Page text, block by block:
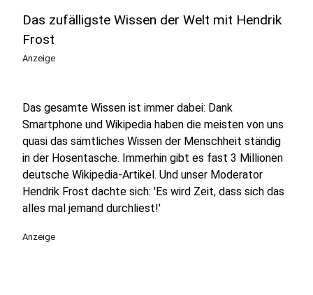
Das zufälligste Wissen der Welt mit Hendrik
Frost
Anzeige
Das gesamte Wissen ist immer dabei: Dank
Smartphone und Wikipedia haben die meisten von uns
quasi das sämtliches Wissen der Menschheit ständig
in der Hosentasche. Immerhin gibt es fast 3 Millionen
deutsche Wikipedia-Artikel. Und unser Moderator
Hendrik Frost dachte sich: 'Es wird Zeit, dass sich das
alles mal jemand durchliest!'
Anzeige